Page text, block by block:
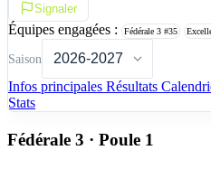
Signaler
Équipes engagées : Fédérale 3 #35
Saison
Infos principales Résultats
Stats
Fédérale 3 · Poule 1